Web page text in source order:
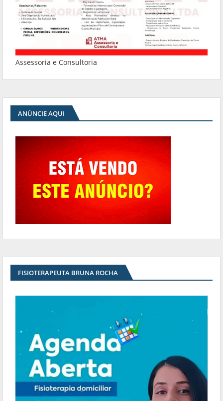
Assessoria e Consultoria
ANÚNCIE AQUI
FISIOTERAPEUTA BRUNA ROCHA